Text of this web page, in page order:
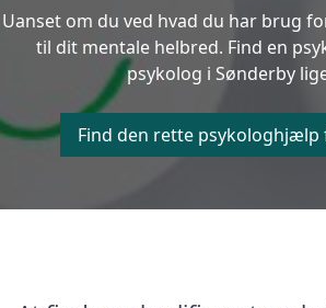
Uanset om du ved hvad du har brug
til dit mentale helbred. Find en
psykolog i Sønderby
Find den rette